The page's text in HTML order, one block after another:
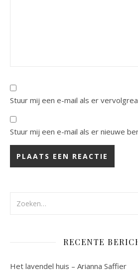
Stuur mij een e-mail als er
Stuur mij een e-mail als er nieuwe
RECENTE
Het lavendel huis – Arianna Saffier